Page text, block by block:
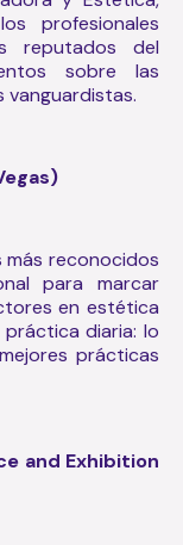
profesionales
reputados del
sobre las
vanguardistas.
más reconocidos
para marcar
en estética
diaria: lo
prácticas
and Exhibition